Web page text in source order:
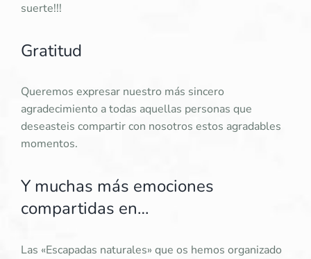
suerte!!!
Gratitud
Queremos expresar nuestro más sincero
agradecimiento a todas aquellas personas que
deseasteis compartir con nosotros estos agradables
momentos.
Y muchas más emociones
compartidas en…
Las «Escapadas naturales» que os hemos organizado